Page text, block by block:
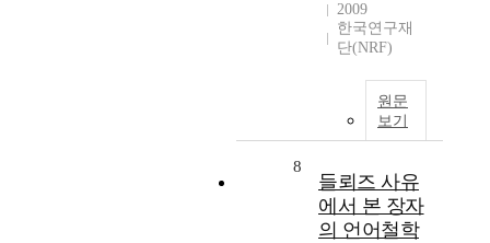
2009
한국연구재
단(NRF)
원문
보기
8
들뢰즈 사유
에서 본 장자
의 언어철학